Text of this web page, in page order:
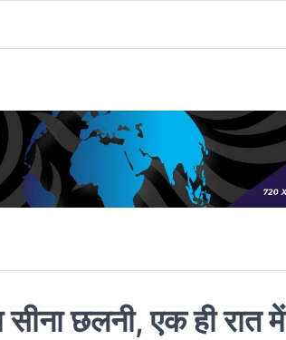
छलनी, एक ही रात में